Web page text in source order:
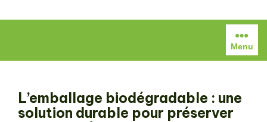
Menu
L’emballage biodégradable : une
solution durable pour préserver